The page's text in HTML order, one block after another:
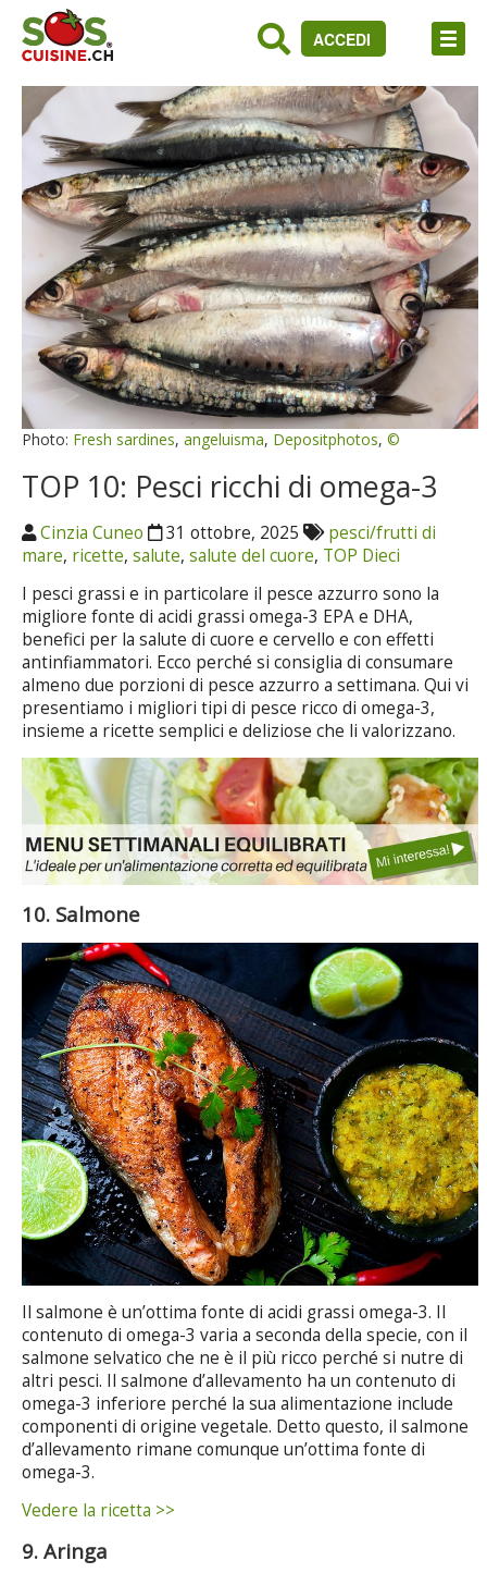
ACCEDI
Photo: Fresh sardines, angeluisma, Depositphotos, ©
TOP 10: Pesci ricchi di omega-3
Cinzia Cuneo 31 ottobre, 2025
pesci/frutti di
mare, ricette, salute, salute del cuore, TOP Dieci
I pesci grassi e in particolare il pesce azzurro sono la
migliore fonte di acidi grassi omega-3 EPA e DHA,
benefici per la salute di cuore e cervello e con effetti
antinfiammatori. Ecco perché si consiglia di consumare
almeno due porzioni di pesce azzurro a settimana. Qui vi
presentiamo i migliori tipi di pesce ricco di omega-3,
insieme a ricette semplici e deliziose che li valorizzano.
10. Salmone
Il salmone è un’ottima fonte di acidi grassi omega-3. Il
contenuto di omega-3 varia a seconda della specie, con il
salmone selvatico che ne è il più ricco perché si nutre di
altri pesci. Il salmone d’allevamento ha un contenuto di
omega-3 inferiore perché la sua alimentazione include
componenti di origine vegetale. Detto questo, il salmone
d’allevamento rimane comunque un’ottima fonte di
omega-3.
Vedere la ricetta >>
9. Aringa